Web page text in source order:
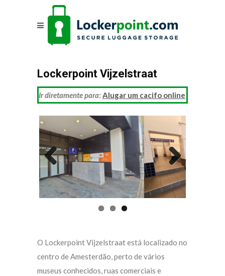
Lockerpoint Vijzelstraat
Ir diretamente para: Alugar um cacifo online
Previous Next
O Lockerpoint Vijzelstraat está localizado no
centro de Amesterdão, perto de vários
museus conhecidos, ruas comerciais e